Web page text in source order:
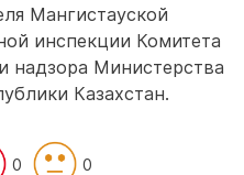
Мангистауской
инспекции Комитета
надзора Министерства
Казахстан.
0 0